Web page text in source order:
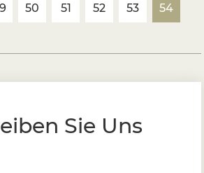
50 51 52 53 54
Sie Uns